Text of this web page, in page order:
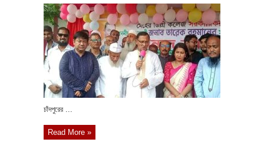
চাঁদপুরের ...
Read More »